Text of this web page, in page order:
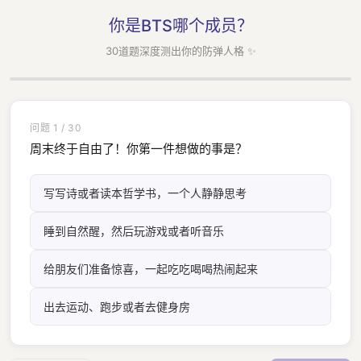
你是BTS哪个成员？
30道题深度测出你的防弹人格 ✨
问题 1 / 30
周末终于自由了！你第一件想做的事是？
写写诗或者读本哲学书，一个人静静思考
睡到自然醒，然后玩游戏或者听音乐
给朋友们准备惊喜，一起吃吃喝喝热闹起来
出去运动、跑步或者去健身房